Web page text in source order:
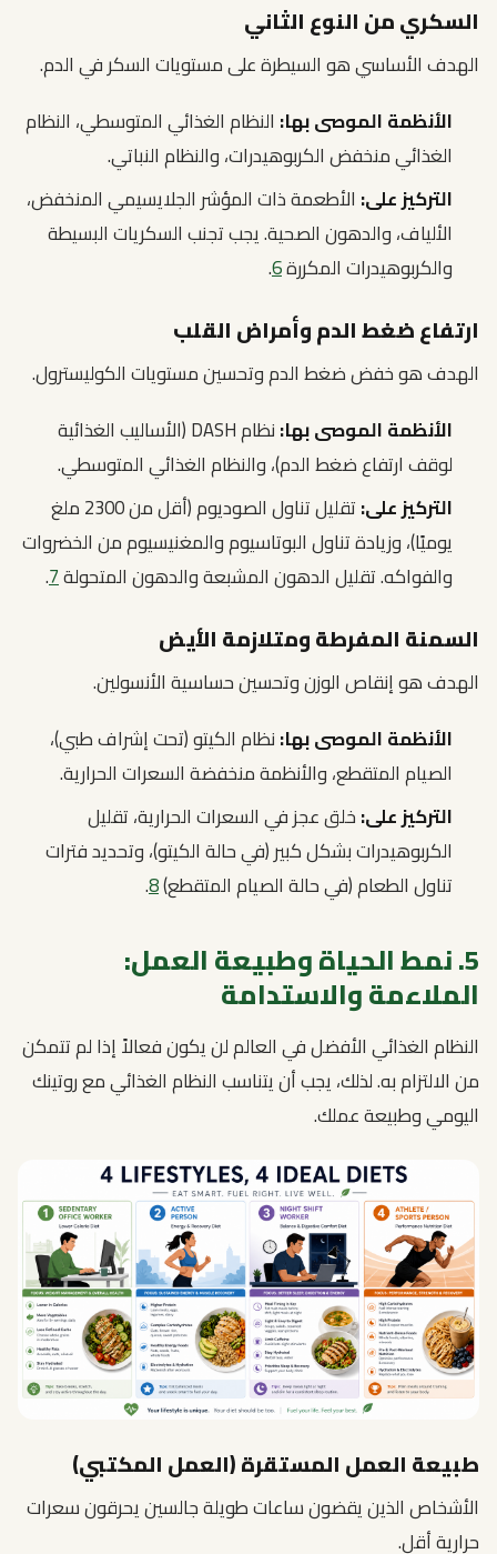
السكري من النوع الثاني
الهدف الأساسي هو السيطرة على مستويات السكر في الدم.
الأنظمة الموصى بها: النظام الغذائي المتوسطي، النظام
الغذائي منخفض الكربوهيدرات، والنظام النباتي.
التركيز على: الأطعمة ذات المؤشر الجلايسيمي المنخفض،
الألياف، والدهون الصحية. يجب تجنب السكريات البسيطة
والكربوهيدرات المكررة6
.
ارتفاع ضغط الدم وأمراض القلب
الهدف هو خفض ضغط الدم وتحسين مستويات الكوليسترول.
الأنظمة الموصى بها:
نظام DASH (الأساليب الغذائية
لوقف ارتفاع ضغط الدم)، والنظام الغذائي المتوسطي.
التركيز على:
تقليل تناول الصوديوم (أقل من 2300 ملغ
يوميًا)، وزيادة تناول البوتاسيوم والمغنيسيوم من الخضروات
والفواكه. تقليل الدهون المشبعة والدهون المتحولة7
.
السمنة المفرطة ومتلازمة الأيض
الهدف هو إنقاص الوزن وتحسين حساسية الأنسولين.
الأنظمة الموصى بها:نظام الكيتو (تحت إشراف طبي)،
الصيام المتقطع، والأنظمة منخفضة السعرات الحرارية.
التركيز على:خلق عجز في السعرات الحرارية، تقليل
الكربوهيدرات بشكل كبير (في حالة الكيتو)، وتحديد فترات
تناول الطعام (في حالة الصيام المتقطع)8
.
5. نمط الحياة وطبيعة العمل:
الملاءمة والاستدامة
النظام الغذائي الأفضل في العالم لن يكون فعالاً إذا لم تتمكن
من الالتزام به. لذلك، يجب أن يتناسب النظام الغذائي مع روتينك
اليومي وطبيعة عملك.
طبيعة العمل المستقرة (العمل المكتبي)
الأشخاص الذين يقضون ساعات طويلة جالسين يحرقون سعرات
حرارية أقل.